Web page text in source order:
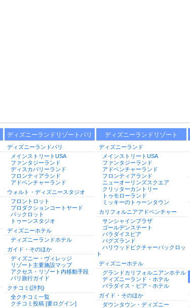
ディズニーランドリゾートパリ
ディズニーランドパリ
メインストリートUSA
ファンタジーランド
ディスカバリーランド
フロンティアランド
アドベンチャーランド
ウォルト・ディズニースタジオ
フロントロット
プロダクションコートヤード
バックロット
トゥーンスタジオ
ディズニーホテル
ディズニーランドホテル
ガイド・そのほか
ディズニー・ヴィレッジ
リゾート主要施設マップ
アクセス・リゾート内移動手段
パリ旅行ガイド
クチコミ(評判)
全クチコミ一覧
クチコミ投稿 [要ログイン]
ディズニーランドリゾート
ディズニーランド
メインストリートUSA
ファンタジーランド
アドベンチャーランド
フロンティアランド
ニューオーリンズスクエア
クリッターカントリー
トゥモローランド
ミッキーのトゥーンタウン
カリフォルニアアドベンチャー
サンシャインプラザ
ゴールデンステート
パラダイスピア
バグズランド
ハリウッドピクチャーバックロッ
ト
ディズニーホテル
グランドカリフォルニアンホテル
ディズニーランド・ホテル
パラダイス・ピア・ホテル
ガイド・そのほか
ダウンタウン・ディズニー